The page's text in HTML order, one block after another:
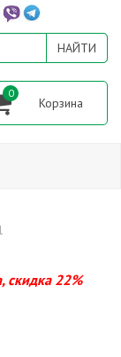
0
скидка 22%